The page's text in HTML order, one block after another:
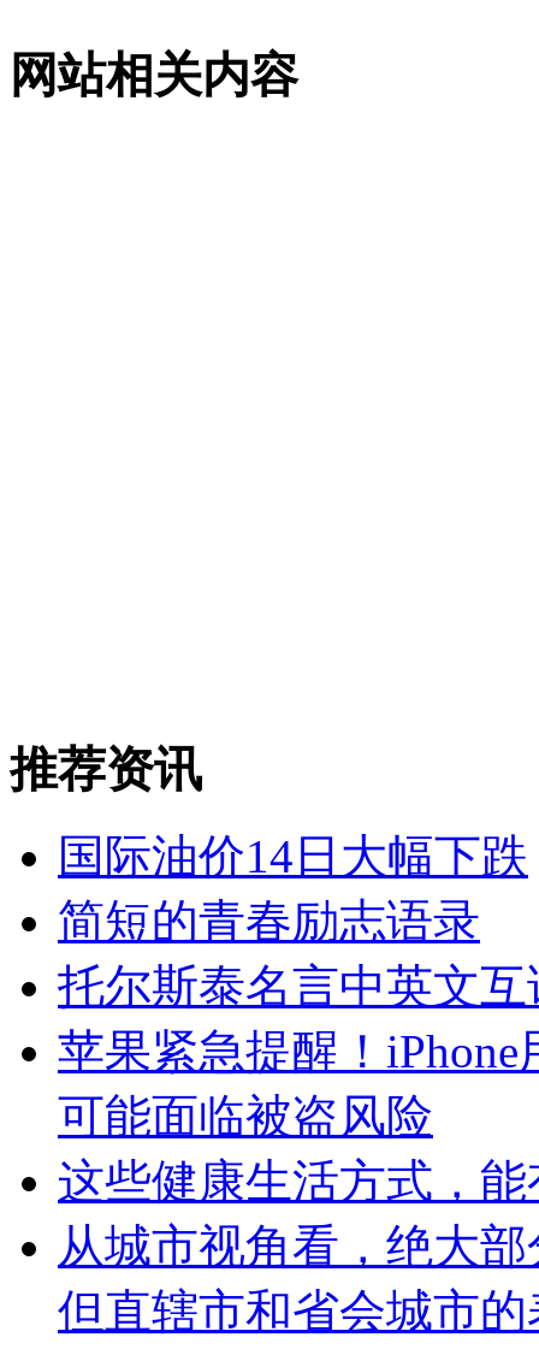
网站相关内容
推荐资讯
国际油价14日大幅下跌
简短的青春励志语录
托尔斯泰名言中英文互
苹果紧急提醒！
可能面临被盗风险
这些健康生活方式，
从城市视角看，绝大
但直辖市和省会城市